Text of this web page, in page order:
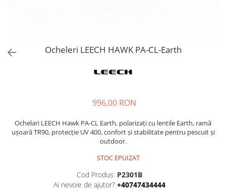
Ocheleri LEECH HAWK PA-CL-Earth
996,00 RON
Ochelari LEECH Hawk PA-CL Earth, polarizați cu lentile Earth, ramă
ușoară TR90, protecție UV 400, confort și stabilitate pentru pescuit și
outdoor.
STOC EPUIZAT
Cod Produs: P2301B
Ai nevoie de ajutor? +40747434444